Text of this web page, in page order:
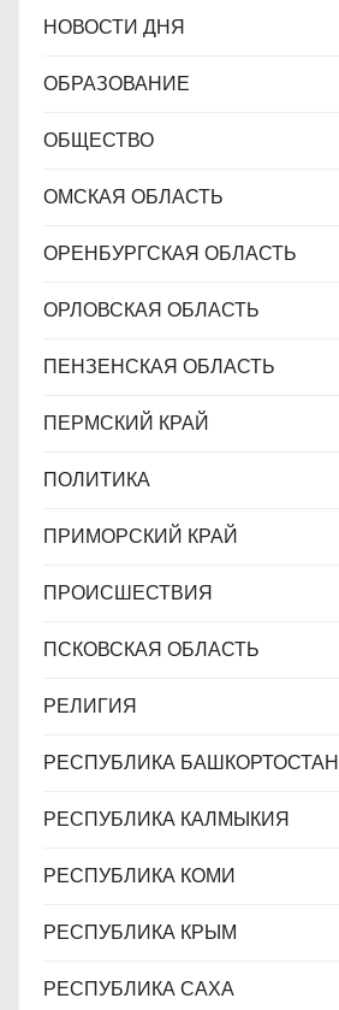
НОВОСТИ ДНЯ
ОБРАЗОВАНИЕ
ОБЩЕСТВО
ОМСКАЯ ОБЛАСТЬ
ОРЕНБУРГСКАЯ ОБЛАСТЬ
ОРЛОВСКАЯ ОБЛАСТЬ
ПЕНЗЕНСКАЯ ОБЛАСТЬ
ПЕРМСКИЙ КРАЙ
ПОЛИТИКА
ПРИМОРСКИЙ КРАЙ
ПРОИСШЕСТВИЯ
ПСКОВСКАЯ ОБЛАСТЬ
РЕЛИГИЯ
РЕСПУБЛИКА БАШКОРТОСТАН
РЕСПУБЛИКА КАЛМЫКИЯ
РЕСПУБЛИКА КОМИ
РЕСПУБЛИКА КРЫМ
РЕСПУБЛИКА САХА